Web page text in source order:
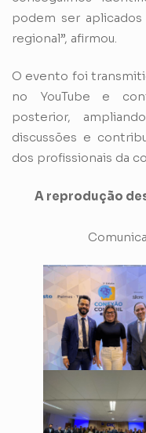
podem ser
regional”, afirmou.
O evento foi
no YouTube e
posterior,
discussões e
dos profissionais da
A reprodução